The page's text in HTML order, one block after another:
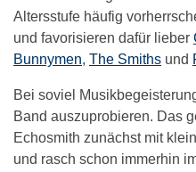
Altersstufe häufig
und favorisieren dafür lieber
Bunnymen, The Smiths und
Bei soviel
Band auszuprobieren. Das
Echosmith zunächst mit
und rasch schon immerhin